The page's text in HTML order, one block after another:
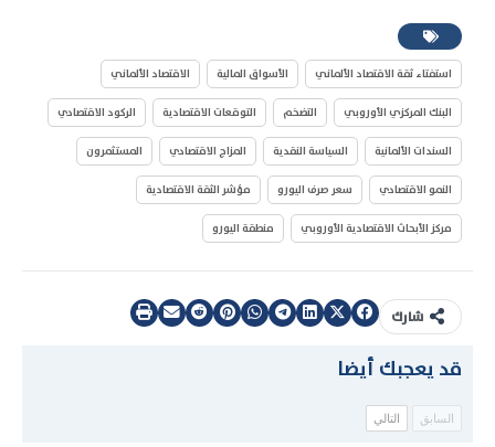
استفتاء ثقة الاقتصاد الألماني الأسواق المالية الاقتصاد الألماني
البنك المركزي الأوروبي التضخم التوقعات الاقتصادية الركود الاقتصادي
السندات الألمانية السياسة النقدية المزاج الاقتصادي المستثمرون
النمو الاقتصادي سعر صرف اليورو مؤشر الثقة الاقتصادية
مركز الأبحاث الاقتصادية الأوروبي منطقة اليورو
شارك
قد يعجبك أيضا
السابق التالي